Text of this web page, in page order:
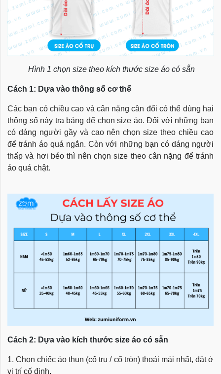
Hình 1 chọn size theo kích thước size áo có sẵn
Cách 1: Dựa vào thông số cơ thể
Các bạn có chiều cao và cân nặng cân đối có thể dùng hai
thông số này tra bảng để chọn size áo. Đối với những bạn
có dáng người gầy và cao nên chọn size theo chiều cao
để tránh áo quá ngắn. Còn với những bạn có dáng người
thấp và hơi béo thì nên chọn size theo cân nặng để tránh
áo quá chật.
Cách 2: Dựa vào kích thước size áo có sẵn
1. Chọn chiếc áo thun (cổ trụ / cổ tròn) thoải mái nhất, đặt ở
vị trí cố định.